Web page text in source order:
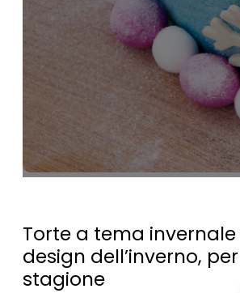
Torte a tema
design dell’inverno,
stagione